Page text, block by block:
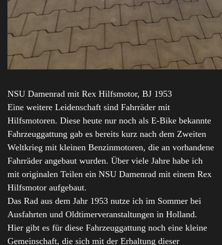
NSU Damenrad mit Rex Hilfsmotor, BJ 1953
Eine weitere Leidenschaft sind Fahrräder mit
Hilfsmotoren. Diese heute nur noch als E-Bike bekannte
Fahrzeuggattung gab es bereits kurz nach dem Zweiten
Weltkrieg mit kleinen Benzinmotoren, die an vorhandene
Fahrräder angebaut wurden. Über viele Jahre habe ich
mit originalen Teilen ein NSU Damenrad mit einem Rex
Hilfsmotor aufgebaut.
Das Rad aus dem Jahr 1953 nutze ich im Sommer bei
Ausfahrten und Oldtimerveranstaltungen in Holland.
Hier gibt es für diese Fahrzeuggattung noch eine kleine
Gemeinschaft, die sich mit der Erhaltung dieser